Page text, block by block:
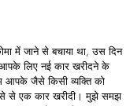
में जाने से बचाया था, उस दिन
आपके लिए नई कार खरीदने के
आपके जैसे किसी व्यक्ति को
से एक कार खरीदी। मुझे समझ